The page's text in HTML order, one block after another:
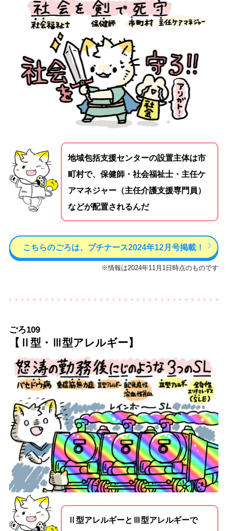
地域包括支援センターの設置主体は市
町村で、保健師・社会福祉士・主任ケ
アマネジャー（主任介護支援専門員）
などが配置されるんだ
こちらのごろは、プチナース2024年12月号掲載！
※情報は2024年11月1日時点のものです
ごろ109
【Ⅱ型・Ⅲ型アレルギー】
Ⅱ型アレルギーとⅢ型アレルギーで